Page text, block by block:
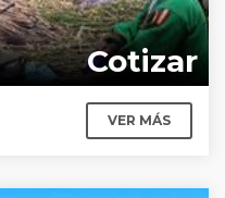
Cotizar
VER MÁS